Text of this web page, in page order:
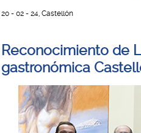
20 - 02 - 24, Castellón
Reconocimiento de
gastronómica